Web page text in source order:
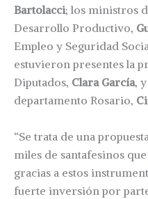
Bartolacci; los ministros
Desarrollo Productivo,
Empleo y Seguridad
estuvieron presentes la
Diputados, Clara García,
departamento Rosario,
“Se trata de una
miles de santafesinos
gracias a estos
fuerte inversión por